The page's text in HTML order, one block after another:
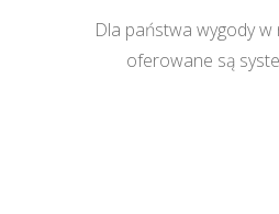
Dla państwa wygody w
oferowane są